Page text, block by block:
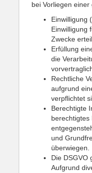
bei Vorliegen
Einwilligung
Einwilligung
Zwecke
Erfüllung
die
Rechtliche
aufgrund
verpflichtet
Berechtigte
berechtigtes
und
überwiegen.
Die DSGVO
Aufgrund